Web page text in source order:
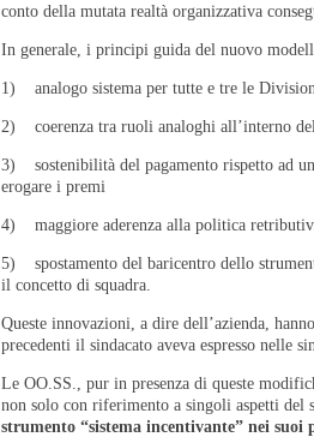
conto della mutata realtà organizzativa
In generale, i principi guida del nuovo
1) analogo sistema per tutte e tre le
2) coerenza tra ruoli analoghi all’interno
3) sostenibilità del pagamento rispetto ad
erogare i premi
4) maggiore aderenza alla politica
5) spostamento del baricentro dello
il concetto di squadra.
Queste innovazioni, a dire dell’azienda,
precedenti il sindacato aveva espresso nelle
Le OO.SS., pur in presenza di queste
non solo con riferimento a singoli aspetti del
strumento “sistema incentivante” nei